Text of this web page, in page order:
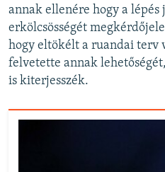
annak ellenére hogy a lépés
erkölcsösségét
hogy eltökélt a ruandai terv
felvetette annak
is kiterjesszék.